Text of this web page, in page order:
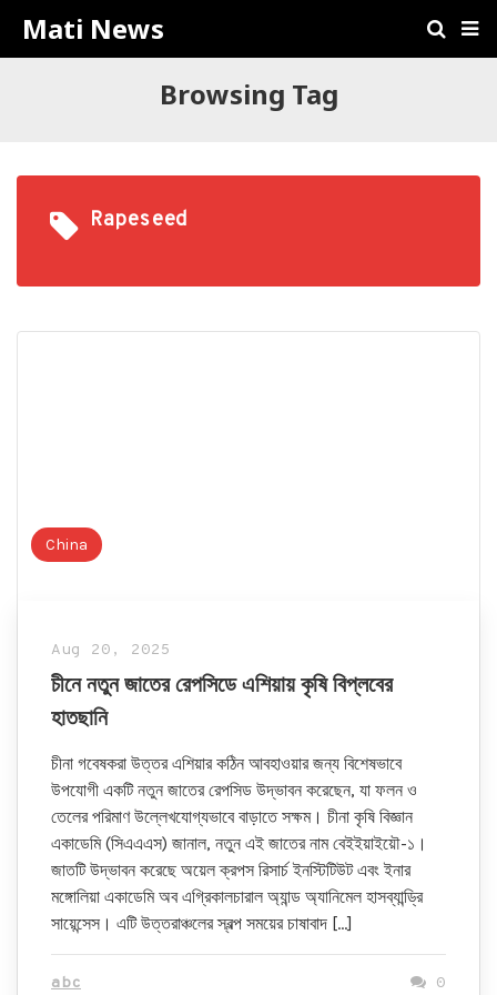
Mati News
Browsing Tag
Rapeseed
China
Aug 20, 2025
চীনে নতুন জাতের রেপসিডে এশিয়ায় কৃষি বিপ্লবের
হাতছানি
চীনা গবেষকরা উত্তর এশিয়ার কঠিন আবহাওয়ার জন্য বিশেষভাবে
উপযোগী একটি নতুন জাতের রেপসিড উদ্ভাবন করেছেন, যা ফলন ও
তেলের পরিমাণ উল্লেখযোগ্যভাবে বাড়াতে সক্ষম। চীনা কৃষি বিজ্ঞান
একাডেমি (সিএএএস) জানাল, নতুন এই জাতের নাম বেইইয়াইয়ৌ-১।
জাতটি উদ্ভাবন করেছে অয়েল ক্রপস রিসার্চ ইনস্টিটিউট এবং ইনার
মঙ্গোলিয়া একাডেমি অব এগ্রিকালচারাল অ্যান্ড অ্যানিমেল হাসব্যান্ড্রি
সায়েন্সেস। এটি উত্তরাঞ্চলের স্বল্প সময়ের চাষাবাদ […]
abc 0